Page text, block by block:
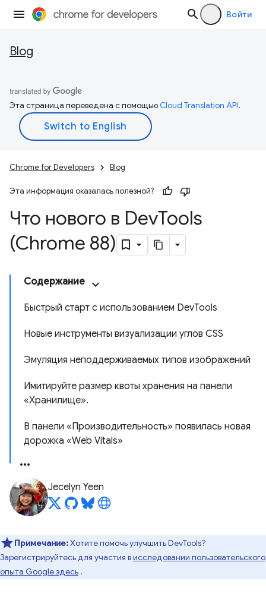
Войти
Blog
Эта страница переведена с помощьюCloud Translation API.
Chrome for Developers Blog
Эта информация оказалась полезной?
Что нового в DevTools
(Chrome 88)
Содержание
Быстрый старт с использованием DevTools
Новые инструменты визуализации углов CSS
Эмуляция неподдерживаемых типов изображений
Имитируйте размер квоты хранения на панели
«Хранилище».
В панели «Производительность» появилась новая
дорожка «Web Vitals»
Jecelyn Yeen
Примечание:Хотите помочь улучшить DevTools?
Зарегистрируйтесь для участия висследовании пользовательского
опыта Google здесь .